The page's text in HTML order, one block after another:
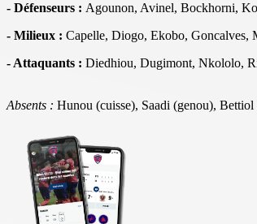
- Défenseurs : Agounon, Avinel, Bockhorni,
- Milieux : Capelle, Diogo, Ekobo, Goncalves,
- Attaquants : Diedhiou, Dugimont, Nkololo,
Absents : Hunou (cuisse), Saadi (genou),